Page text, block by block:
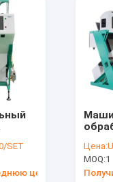
SET
цену
Цена:
MOQ:1